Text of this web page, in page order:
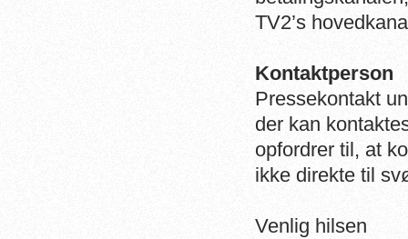
TV2’s
Kontaktperson
Pressekontakt
der kan
opfordrer til, at
ikke direkte til
Venlig hilsen